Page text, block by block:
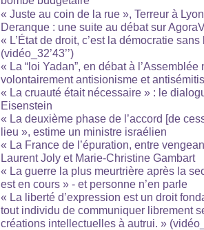
« Juste au coin de la rue », Terreur à
Deranque : une suite au débat sur
« L’État de droit, c’est la démocratie
(vidéo_32’43’’)
« La “loi Yadan”, en débat à
volontairement antisionisme et
« La cruauté était nécessaire » : le
Eisenstein
« La deuxième phase de l’accord [de
lieu », estime un ministre israélien
« La France de l’épuration, entre
Laurent Joly et Marie-Christine Gambart
« La guerre la plus meurtrière après la
est en cours » - et personne n’en parle
« La liberté d’expression est un droit
tout individu de communiquer librement
créations intellectuelles à autrui. »